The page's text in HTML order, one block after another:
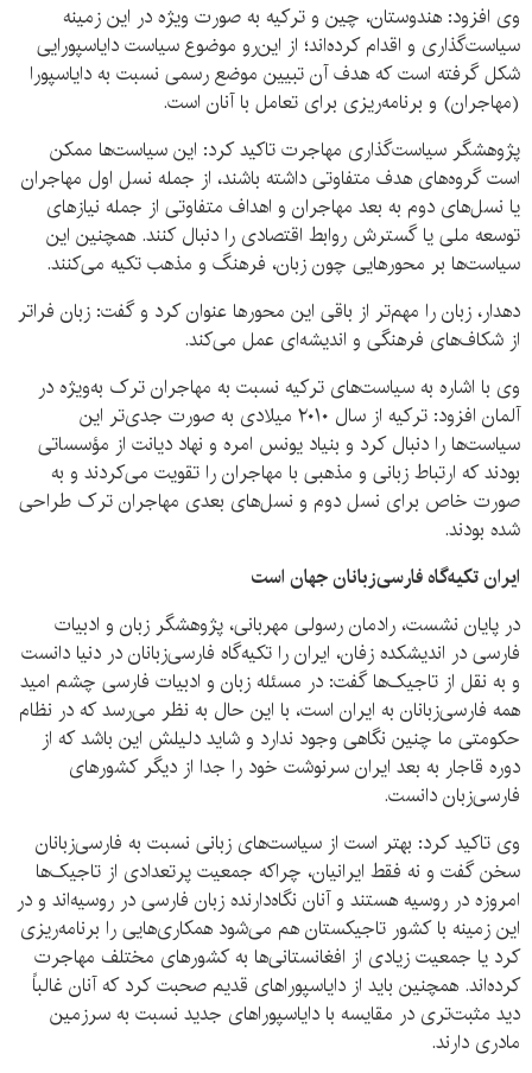
وی افزود: هندوستان، چین و ترکیه به صورت ویژه در این زمینه
سیاست‌گذاری و اقدام کرده‌اند؛ از این‌رو موضوع سیاست دایاسپورایی
شکل گرفته است که هدف آن تبیین موضع رسمی نسبت به دایاسپورا
(مهاجران) و برنامه‌ریزی برای تعامل با آنان است.
پژوهشگر سیاست‌گذاری مهاجرت تاکید کرد: این سیاست‌ها ممکن
است گروه‌های هدف متفاوتی داشته باشند، از جمله نسل اول مهاجران
یا نسل‌های دوم به بعد مهاجران و اهداف متفاوتی از جمله نیازهای
توسعه ملی یا گسترش روابط اقتصادی را دنبال کنند. همچنین این
سیاست‌ها بر محورهایی چون زبان، فرهنگ و مذهب تکیه می‌کنند.
دهدار، زبان را مهم‌تر از باقی این محورها عنوان کرد و گفت: زبان فراتر
از شکاف‌های فرهنگی و اندیشه‌ای عمل می‌کند.
وی با اشاره به سیاست‌های ترکیه نسبت به مهاجران ترک به‌ویژه در
آلمان افزود: ترکیه از سال ۲۰۱۰ میلادی به صورت جدی‌تر این
سیاست‌ها را دنبال کرد و بنیاد یونس امره و نهاد دیانت از مؤسساتی
بودند که ارتباط زبانی و مذهبی با مهاجران را تقویت می‌کردند و به
صورت خاص برای نسل دوم و نسل‌های بعدی مهاجران ترک طراحی
شده بودند.
ایران تکیه‌گاه فارسی‌زبانان جهان است
در پایان نشست، رادمان رسولی مهربانی، پژوهشگر زبان و ادبیات
فارسی در اندیشکده زفان، ایران را تکیه‌گاه فارسی‌زبانان در دنیا دانست
و به نقل از تاجیک‌ها گفت: در مسئله زبان و ادبیات فارسی چشم امید
همه فارسی‌زبانان به ایران است، با این حال به نظر می‌رسد که در نظام
حکومتی ما چنین نگاهی وجود ندارد و شاید دلیلش این باشد که از
دوره قاجار به بعد ایران سرنوشت خود را جدا از دیگر کشورهای
فارسی‌زبان دانست.
وی تاکید کرد: بهتر است از سیاست‌های زبانی نسبت به فارسی‌زبانان
سخن گفت و نه فقط ایرانیان، چراکه جمعیت پرتعدادی از تاجیک‌ها
امروزه در روسیه هستند و آنان نگاه‌دارنده زبان فارسی در روسیه‌اند و در
این زمینه با کشور تاجیکستان هم می‌شود همکاری‌هایی را برنامه‌ریزی
کرد یا جمعیت زیادی از افغانستانی‌ها به کشورهای مختلف مهاجرت
کرده‌اند. همچنین باید از دایاسپوراهای قدیم صحبت کرد که آنان غالباً
دید مثبت‌تری در مقایسه با دایاسپوراهای جدید نسبت به سرزمین
مادری دارند.